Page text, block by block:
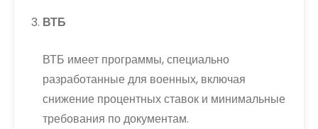
ВТБ
ВТБ имеет программы, специально
разработанные для военных, включая
снижение процентных ставок и минимальные
требования по документам.